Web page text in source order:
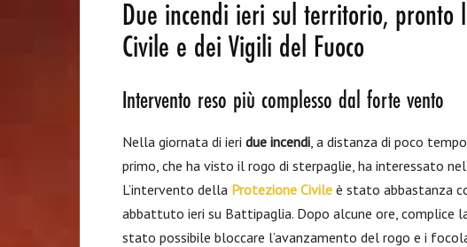
Due incendi ieri sul territorio, pronto
Civile e dei Vigili del Fuoco
Intervento reso più complesso dal forte vento
Nella giornata di ieri due incendi, a distanza di poco
primo, che ha visto il rogo di sterpaglie, ha interessato
L’intervento della Protezione Civile è stato abbastanza
abbattuto ieri su Battipaglia. Dopo alcune ore, complice
stato possibile bloccare l’avanzamento del rogo e i